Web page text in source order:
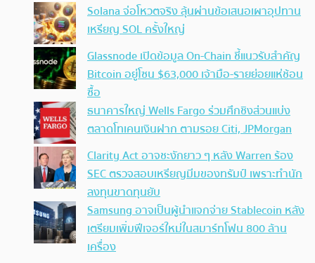
Solana จ่อโหวตจริง ลุ้นผ่านข้อเสนอเผาอุปทาน
เหรียญ SOL ครั้งใหญ่
Glassnode เปิดข้อมูล On-Chain ชี้แนวรับสำคัญ
Bitcoin อยู่โซน $63,000 เจ้ามือ-รายย่อยแห่ช้อน
ซื้อ
ธนาคารใหญ่ Wells Fargo ร่วมศึกชิงส่วนแบ่ง
ตลาดโทเคนเงินฝาก ตามรอย Citi, JPMorgan
Clarity Act อาจชะงักยาว ๆ หลัง Warren ร้อง
SEC ตรวจสอบเหรียญมีมของทรัมป์ เพราะทำนัก
ลงทุนขาดทุนยับ
Samsung อาจเป็นผู้นำแจกจ่าย Stablecoin หลัง
เตรียมเพิ่มฟีเจอร์ใหม่ในสมาร์ทโฟน 800 ล้าน
เครื่อง